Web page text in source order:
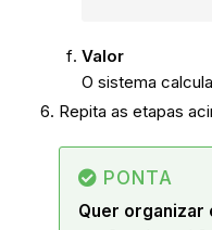
Valor
O sistema
Repita as etapas
PONTA
Quer organizar